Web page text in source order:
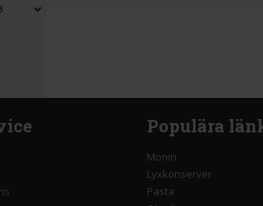
Populära
Monin
Lyxkonserver
Pasta